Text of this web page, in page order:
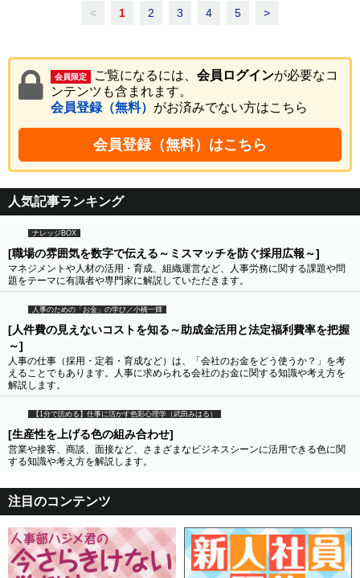
< 1 2 3 4 5 >
会員限定 ご覧になるには、 会員ログインが必要なコ
ンテンツも含まれます。
会員登録（無料） がお済みでない方はこちら
会員登録（無料）はこちら
人気記事ランキング
ナレッジBOX
[職場の雰囲気を数字で伝える～ミスマッチを防ぐ採用広報～]
マネジメントや人材の活用・育成、組織運営など、人事労務に関する課題や問
題をテーマに有識者や専門家に解説していただきます。
人事のための「お金」の学び／小橋一輝
[人件費の見えないコストを知る～助成金活用と法定福利費率を把握
～]
人事の仕事（採用・定着・育成など）は、「会社のお金をどう使うか？」を考
えることでもあります。人事に求められる会社のお金に関する知識や考え方を
解説します。
【1分で読める】仕事に活かす色彩心理学（武田みはる）
[生産性を上げる色の組み合わせ]
営業や接客、商談、面接など、さまざまなビジネスシーンに活用できる色に関
する知識や考え方を解説します。
注目のコンテンツ